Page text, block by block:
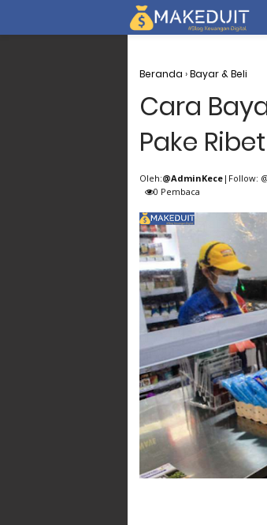
Beranda ›Bayar & Beli
Cara
Pake
Oleh:@AdminKece|Follow:
0 Pembaca